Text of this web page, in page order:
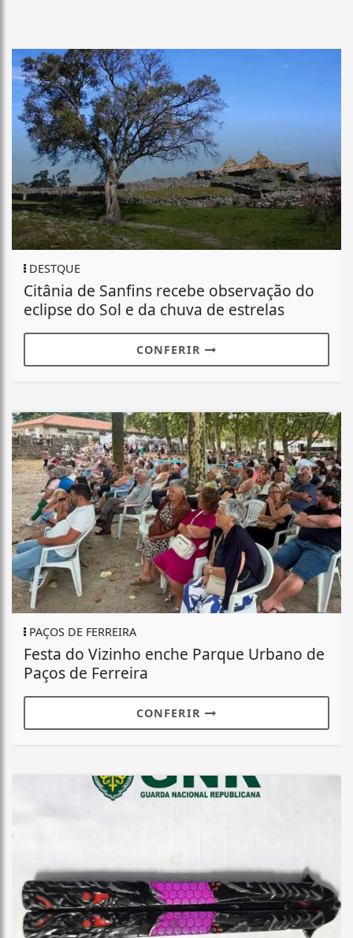
DESTQUE
Citânia de Sanfins recebe observação do
eclipse do Sol e da chuva de estrelas
CONFERIR
PAÇOS DE FERREIRA
Festa do Vizinho enche Parque Urbano de
Paços de Ferreira
CONFERIR